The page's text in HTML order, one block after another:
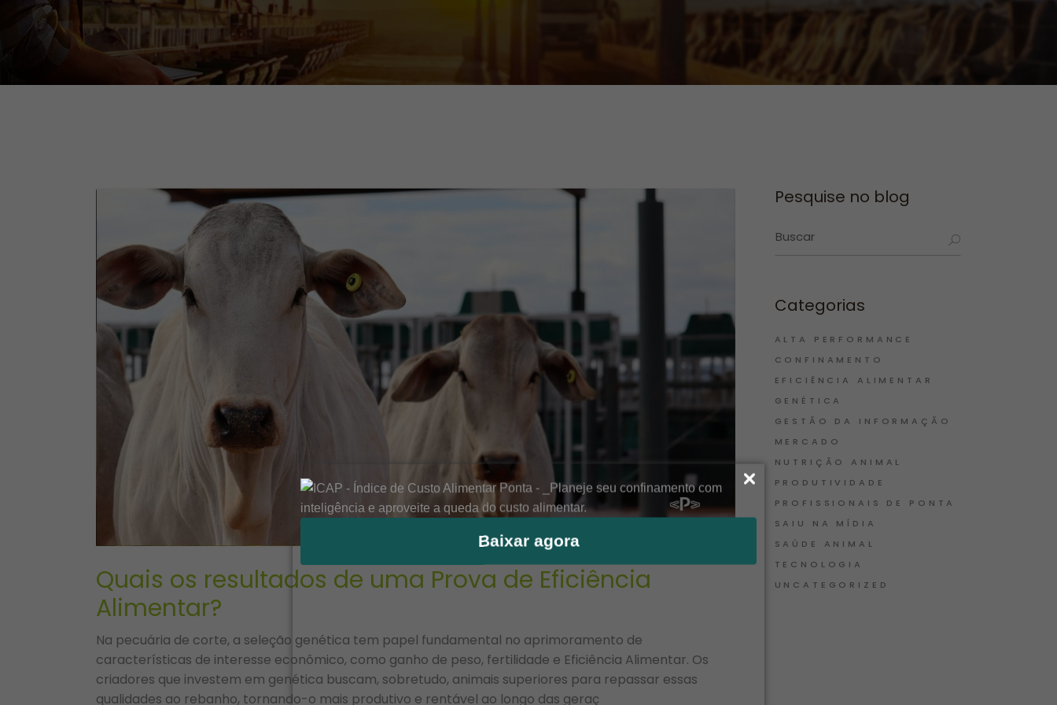
Baixar agora
Quais os resultados de uma Prova de Eficiência
Alimentar?
Na pecuária de corte, a seleção genética tem papel fundamental no aprimoramento de
características de interesse econômico, como ganho de peso, fertilidade e Eficiência Alimentar. Os
criadores que investem em genética buscam, sobretudo, animais superiores para repassar essas
qualidades ao rebanho, tornando-o mais produtivo e rentável ao longo das geraç
Pesquise no blog
Categorias
ALTA PERFORMANCE
CONFINAMENTO
EFICIÊNCIA ALIMENTAR
GENÉTICA
GESTÃO DA INFORMAÇÃO
MERCADO
NUTRIÇÃO ANIMAL
PRODUTIVIDADE
PROFISSIONAIS DE PONTA
SAIU NA MÍDIA
SAÚDE ANIMAL
TECNOLOGIA
UNCATEGORIZED